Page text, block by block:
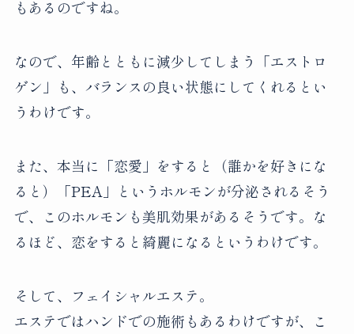
もあるのですね。
なので、年齢とともに減少してしまう「エストロ
ゲン」も、バランスの良い状態にしてくれるとい
うわけです。
また、本当に「恋愛」をすると（誰かを好きにな
ると）「PEA」というホルモンが分泌されるそう
で、このホルモンも美肌効果があるそうです。な
るほど、恋をすると綺麗になるというわけです。
そして、フェイシャルエステ。
エステではハンドでの施術もあるわけですが、こ